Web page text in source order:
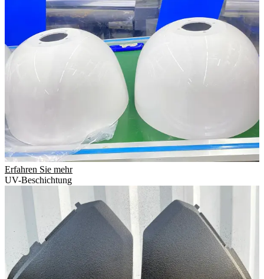
Erfahren Sie mehr
UV-Beschichtung